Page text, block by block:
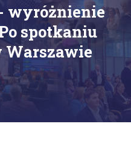
wyróżnienie
spotkaniu
Warszawie